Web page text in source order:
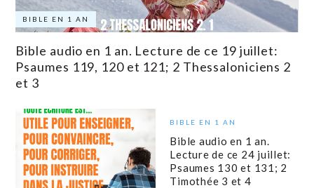
BIBLE EN 1 AN
Bible audio en 1 an. Lecture de ce 19 juillet:
Psaumes 119, 120 et 121; 2 Thessaloniciens 2
et 3
BIBLE EN 1 AN
Bible audio en 1 an.
Lecture de ce 24 juillet:
Psaumes 130 et 131; 2
Timothée 3 et 4